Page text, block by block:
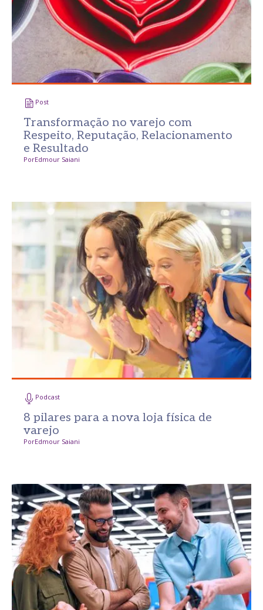
Post
Transformação no varejo com
Respeito, Reputação, Relacionamento
e Resultado
PorEdmour Saiani
Podcast
8 pilares para a nova loja física de
varejo
PorEdmour Saiani